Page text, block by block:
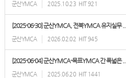
군산YMCA 2025.10.23 HIT 921
[2025-06-30] 군산YMCA, 전북YMCA 유지실무 ..
군산YMCA 2026.02.02 HIT 945
[2025-06-04] 군산YMCA-목표YMCA 간 폭넓은 ..
군산YMCA 2025.06.20 HIT 1441